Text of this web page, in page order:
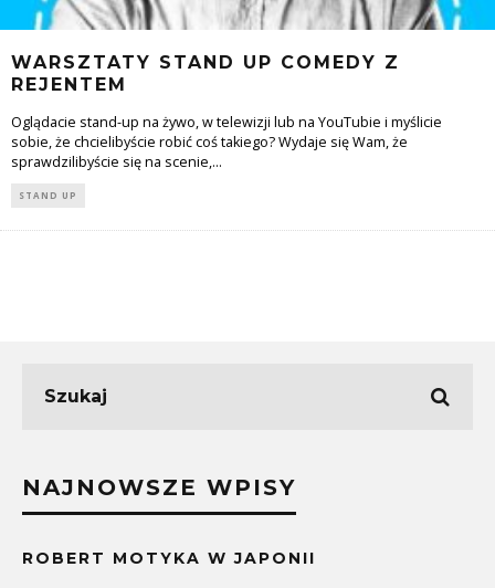
WARSZTATY STAND UP COMEDY Z
REJENTEM
Oglądacie stand-up na żywo, w telewizji lub na YouTubie i myślicie
sobie, że chcielibyście robić coś takiego? Wydaje się Wam, że
sprawdzilibyście się na scenie,...
STAND UP
NAJNOWSZE WPISY
ROBERT MOTYKA W JAPONII